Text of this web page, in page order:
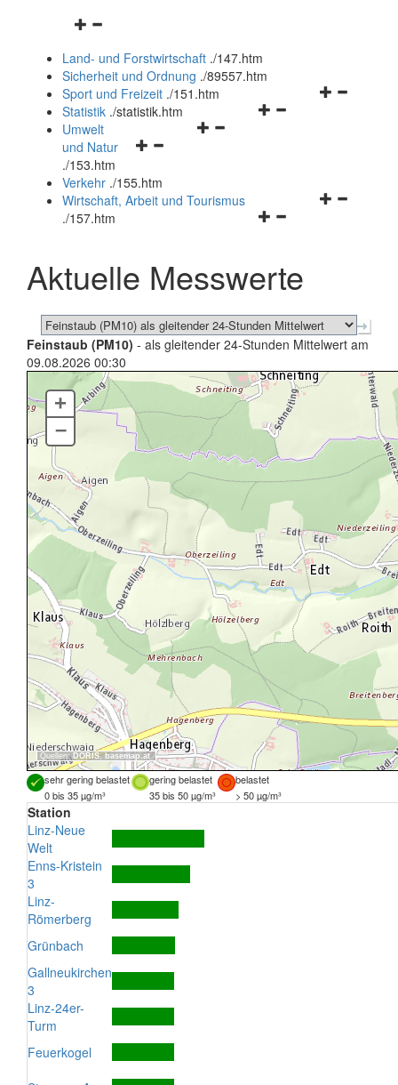
Navigationsmenü
und
schließen
Land- und Forstwirtschaft ./147.htm
Sicherheit und Ordnung ./89557.htm
Navigationsmenü
Sport und Freizeit ./151.htm
Navigationsmenü
Statistik ./statistik.htm
Navigationsmenü
und
schließen
Umwelt
und Natur
./153.htm
Verkehr ./155.htm
Navigationsmenü
schließen
Wirtschaft, Arbeit und Tourismus
./157.htm
Aktuelle Messwerte
Feinstaub (PM10) - als gleitender 24-Stunden Mittelwert am
09.08.2026 00:30
Quellen: DORIS,basemap.at
+
–
sehr gering belastet gering belastet
belastet
0 bis 35 µg/m³
35 bis 50 µg/m³ > 50 µg/m³
Station
Linz-Neue
Welt
Enns-Kristein
3
Linz-
Römerberg
Grünbach
Gallneukirchen
3
Linz-24er-
Turm
Feuerkogel